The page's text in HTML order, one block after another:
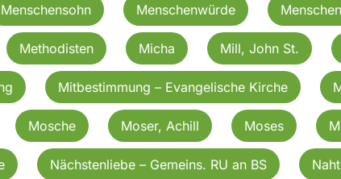
Menschensohn Menschenwürde
Methodisten Micha Mill, John St.
Mitbestimmung – Evangelische Kirche
Mosche Moser, Achill Moses
Nächstenliebe – Gemeins. RU an BS